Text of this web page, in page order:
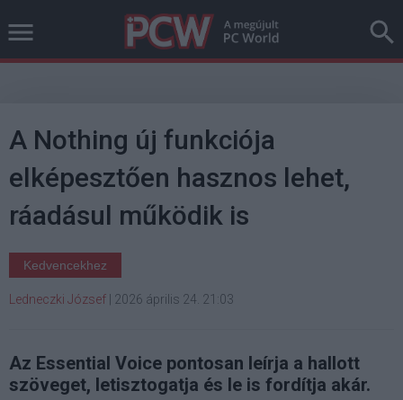
A Nothing új funkciója
elképesztően hasznos lehet,
ráadásul működik is
Kedvencekhez
Ledneczki József 2026 április 24. 21:03
Az Essential Voice pontosan leírja a hallott
szöveget, letisztogatja és le is fordítja akár.